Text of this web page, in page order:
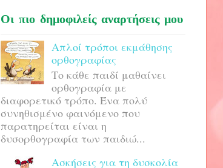
Οι πιο δημοφιλείς αναρτήσεις μου
Απλοί τρόποι εκμάθησης
ορθογραφίας
Το κάθε παιδί μαθαίνει
ορθογραφία με
διαφορετικό τρόπο. Ένα πολύ
συνηθισμένο φαινόμενο που
παρατηρείται είναι η
δυσορθογραφία των παιδιώ...
Ασκήσεις για τη δυσκολία